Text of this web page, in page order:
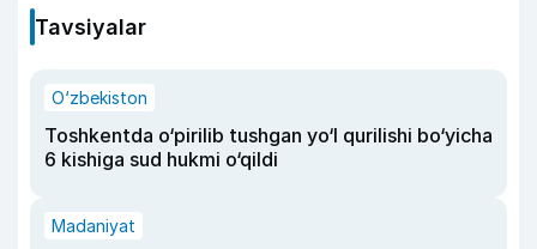
Tavsiyalar
O‘zbekiston
Toshkentda o‘pirilib tushgan yo‘l qurilishi bo‘yicha
6 kishiga sud hukmi o‘qildi
Madaniyat